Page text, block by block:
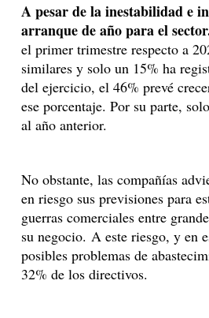
A pesar de la inestabilidad e
arranque de año para el
el primer trimestre respecto a
similares y solo un 15% ha
del ejercicio, el 46% prevé
ese porcentaje. Por su parte,
al año anterior.
No obstante, las compañías
en riesgo sus previsiones para
guerras comerciales entre
su negocio. A este riesgo, y en
posibles problemas de
32% de los directivos.